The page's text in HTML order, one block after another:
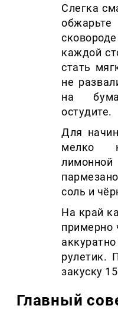
Слегка
каждой
стать
не
на
остудите.
Для
мелко
соль и
На край
примерно
рулетик.
закуску
Главный